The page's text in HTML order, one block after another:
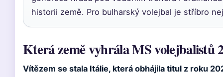
historii země. Pro bulharský volejbal je stříbro
Která země vyhrála MS volejbalistů
Vítězem se stala Itálie, která obhájila titul z roku